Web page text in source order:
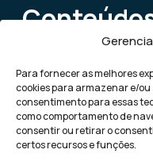
Para fornecer as melhores
cookies para armazenar e/
consentimento para essas
como comportamento de
consentir ou retirar o
certos recursos e funções.